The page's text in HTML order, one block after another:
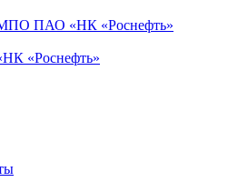
МПО ПАО «НК «Роснефть»
«Роснефть»